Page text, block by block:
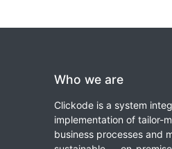
Who we are
Clickode is a system
implementation of tailor-
business processes and